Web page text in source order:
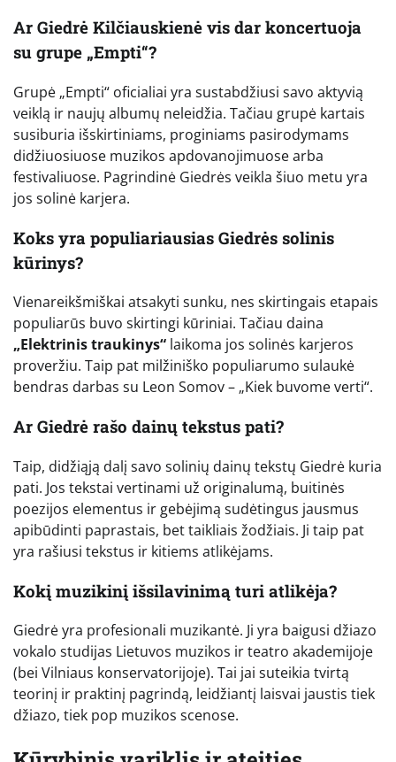
Ar Giedrė Kilčiauskienė vis dar koncertuoja
su grupe „Empti“?
Grupė „Empti“ oficialiai yra sustabdžiusi savo aktyvią
veiklą ir naujų albumų neleidžia. Tačiau grupė kartais
susiburia išskirtiniams, proginiams pasirodymams
didžiuosiuose muzikos apdovanojimuose arba
festivaliuose. Pagrindinė Giedrės veikla šiuo metu yra
jos solinė karjera.
Koks yra populiariausias Giedrės solinis
kūrinys?
Vienareikšmiškai atsakyti sunku, nes skirtingais etapais
populiarūs buvo skirtingi kūriniai. Tačiau daina
„Elektrinis traukinys“ laikoma jos solinės karjeros
proveržiu. Taip pat milžiniško populiarumo sulaukė
bendras darbas su Leon Somov – „Kiek buvome verti“.
Ar Giedrė rašo dainų tekstus pati?
Taip, didžiąją dalį savo solinių dainų tekstų Giedrė kuria
pati. Jos tekstai vertinami už originalumą, buitinės
poezijos elementus ir gebėjimą sudėtingus jausmus
apibūdinti paprastais, bet taikliais žodžiais. Ji taip pat
yra rašiusi tekstus ir kitiems atlikėjams.
Kokį muzikinį išsilavinimą turi atlikėja?
Giedrė yra profesionali muzikantė. Ji yra baigusi džiazo
vokalo studijas Lietuvos muzikos ir teatro akademijoje
(bei Vilniaus konservatorijoje). Tai jai suteikia tvirtą
teorinį ir praktinį pagrindą, leidžiantį laisvai jaustis tiek
džiazo, tiek pop muzikos scenose.